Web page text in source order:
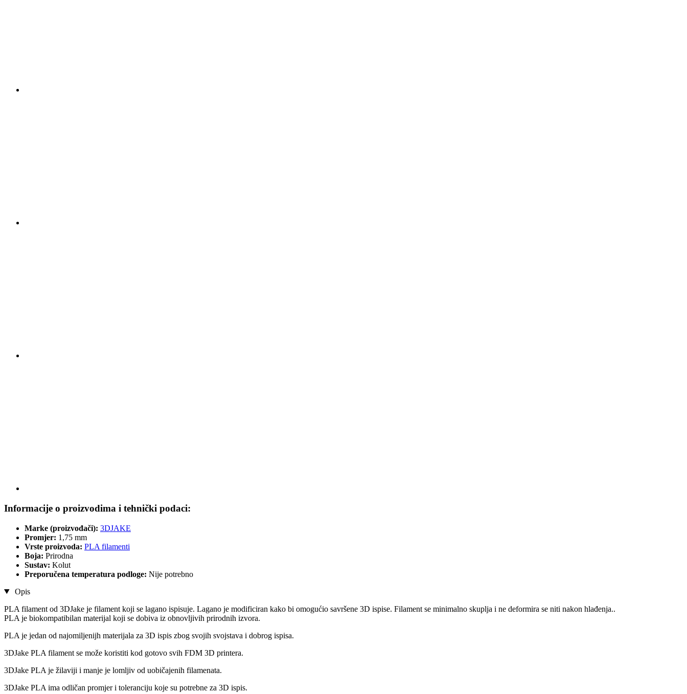
Informacije o proizvodima i tehnički podaci:
Marke (proizvođači): 3DJAKE
Promjer: 1,75 mm
Vrste proizvoda: PLA filamenti
Boja: Prirodna
Sustav: Kolut
Preporučena temperatura podloge: Nije potrebno
Opis
PLA filament od 3DJake je filament koji se lagano ispisuje. Lagano je modificiran kako bi omogućio savršene 3D ispise. Filament se minimalno skuplja i ne deformira se niti nakon hlađenja..
PLA je biokompatibilan materijal koji se dobiva iz obnovljivih prirodnih izvora.
PLA je jedan od najomiljenijh materijala za 3D ispis zbog svojih svojstava i dobrog ispisa.
3DJake PLA filament se može koristiti kod gotovo svih FDM 3D printera.
3DJake PLA je žilaviji i manje je lomljiv od uobičajenih filamenata.
3DJake PLA ima odličan promjer i toleranciju koje su potrebne za 3D ispis.